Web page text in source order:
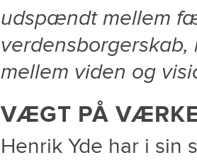
udspændt mellem
mellem viden og
VÆGT PÅ
Henrik Yde har i